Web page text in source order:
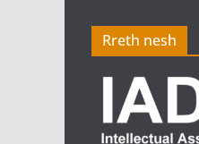
Rreth nesh